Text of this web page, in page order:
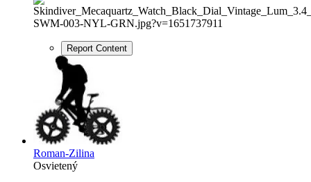
Report Content
Roman-Zilina
Osvietený